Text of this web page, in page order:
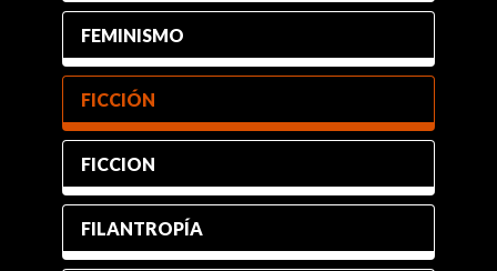
FEMINISMO
FICCIÓN
FICCION
FILANTROPÍA